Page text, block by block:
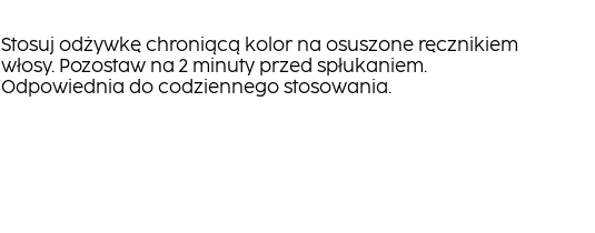
Stosuj odżywkę chroniącą kolor na osuszone ręcznikiem
włosy. Pozostaw na 2 minuty przed spłukaniem.
Odpowiednia do codziennego stosowania.